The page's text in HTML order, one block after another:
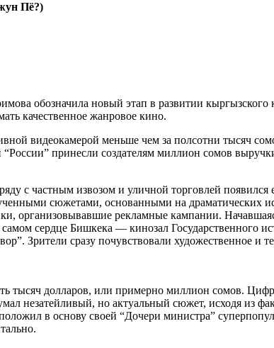
Пё?)
обозначила новый этап в развитии
качественное жанровое кино.
видеокамерой меньше чем за полсотни тысяч
принесли создателям миллион сомов
с частным извозом и уличной торговлей
сюжетами, основанными на драматических
организовывавшие рекламные кампании.
сердце Бишкека — кинозал Государственного
Зрители сразу почувствовали художественное и
тысяч долларов, или примерно миллион сомов.
незатейливый, но актуальный сюжет, исходя из
в основу своей “Дочери министра”